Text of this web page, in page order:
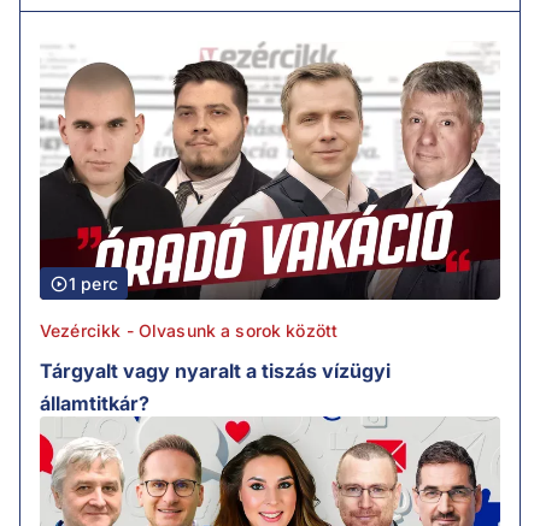
1 perc
Vezércikk - Olvasunk a sorok között
Tárgyalt vagy nyaralt a tiszás vízügyi
államtitkár?